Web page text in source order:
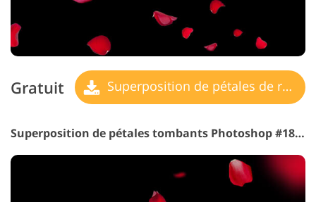
Gratuit Superposition de pétales de rose
Superposition de pétales tombants Photoshop #18 "Tango"